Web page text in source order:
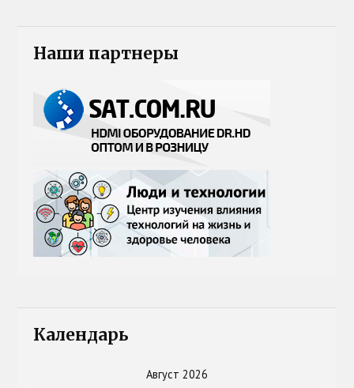
Наши партнеры
Календарь
Август 2026